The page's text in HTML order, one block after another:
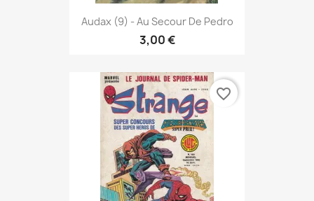
Audax (9) - Au Secour De Pedro
3,00 €
favorite_border